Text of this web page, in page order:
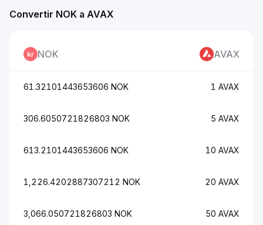
Convertir NOK a AVAX
NOK AVAX
61.32101443653606 NOK 1 AVAX
306.6050721826803 NOK 5 AVAX
613.2101443653606 NOK 10 AVAX
1,226.4202887307212 NOK 20 AVAX
3,066.050721826803 NOK 50 AVAX